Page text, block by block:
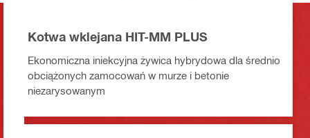
Kotwa wklejana HIT-MM PLUS
Ekonomiczna iniekcyjna żywica hybrydowa dla średnio
obciążonych zamocowań w murze i betonie
niezarysowanym